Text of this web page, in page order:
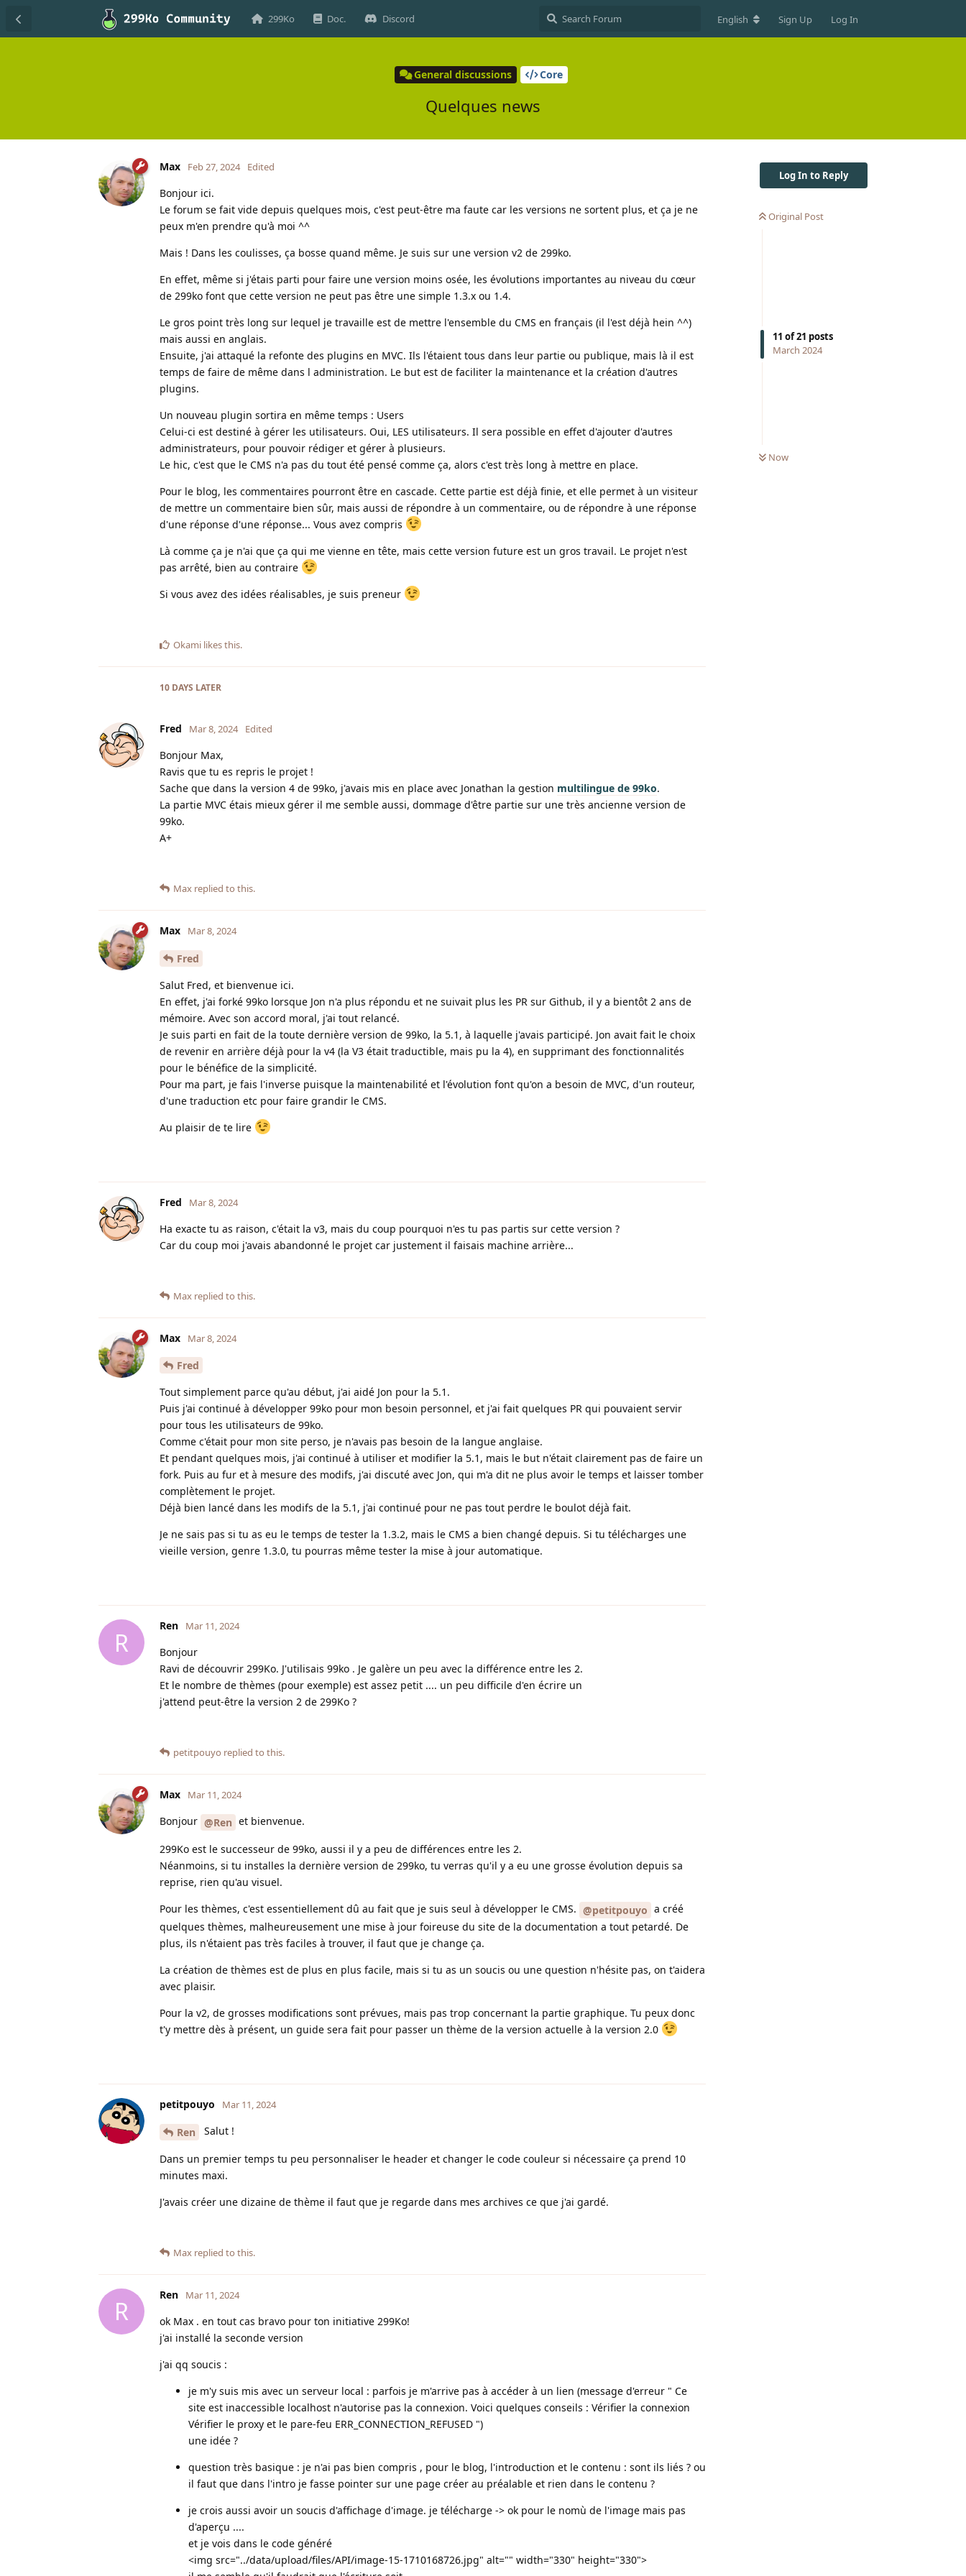
299Ko Doc. Discord English Sign Up Log In
General discussions Core
Quelques news
Log In to Reply
Original Post
11 of21 posts
March 2024
Now
Max Feb 27, 2024 Edited
Bonjour ici.
Le forum se fait vide depuis quelques mois, c'est peut-être ma faute car les versions ne sortent plus, et ça je ne
peux m'en prendre qu'à moi ^^
Mais ! Dans les coulisses, ça bosse quand même. Je suis sur une version v2 de 299ko.
En effet, même si j'étais parti pour faire une version moins osée, les évolutions importantes au niveau du cœur
de 299ko font que cette version ne peut pas être une simple 1.3.x ou 1.4.
Le gros point très long sur lequel je travaille est de mettre l'ensemble du CMS en français (il l'est déjà hein ^^)
mais aussi en anglais.
Ensuite, j'ai attaqué la refonte des plugins en MVC. Ils l'étaient tous dans leur partie ou publique, mais là il est
temps de faire de même dans l administration. Le but est de faciliter la maintenance et la création d'autres
plugins.
Un nouveau plugin sortira en même temps : Users
Celui-ci est destiné à gérer les utilisateurs. Oui, LES utilisateurs. Il sera possible en effet d'ajouter d'autres
administrateurs, pour pouvoir rédiger et gérer à plusieurs.
Le hic, c'est que le CMS n'a pas du tout été pensé comme ça, alors c'est très long à mettre en place.
Pour le blog, les commentaires pourront être en cascade. Cette partie est déjà finie, et elle permet à un visiteur
de mettre un commentaire bien sûr, mais aussi de répondre à un commentaire, ou de répondre à une réponse
d'une réponse d'une réponse... Vous avez compris
Là comme ça je n'ai que ça qui me vienne en tête, mais cette version future est un gros travail. Le projet n'est
pas arrêté, bien au contraire
Si vous avez des idées réalisables, je suis preneur
Okami likes this.
10 DAYS LATER
Fred Mar 8, 2024 Edited
Bonjour Max,
Ravis que tu es repris le projet !
Sache que dans la version 4 de 99ko, j'avais mis en place avec Jonathan la gestion multilingue de 99ko.
La partie MVC étais mieux gérer il me semble aussi, dommage d'être partie sur une très ancienne version de
99ko.
A+
Max replied to this.
Max Mar 8, 2024
Fred
Salut Fred, et bienvenue ici.
En effet, j'ai forké 99ko lorsque Jon n'a plus répondu et ne suivait plus les PR sur Github, il y a bientôt 2 ans de
mémoire. Avec son accord moral, j'ai tout relancé.
Je suis parti en fait de la toute dernière version de 99ko, la 5.1, à laquelle j'avais participé. Jon avait fait le choix
de revenir en arrière déjà pour la v4 (la V3 était traductible, mais pu la 4), en supprimant des fonctionnalités
pour le bénéfice de la simplicité.
Pour ma part, je fais l'inverse puisque la maintenabilité et l'évolution font qu'on a besoin de MVC, d'un routeur,
d'une traduction etc pour faire grandir le CMS.
Au plaisir de te lire
Fred Mar 8, 2024
Ha exacte tu as raison, c'était la v3, mais du coup pourquoi n'es tu pas partis sur cette version ?
Car du coup moi j'avais abandonné le projet car justement il faisais machine arrière...
Max replied to this.
Max Mar 8, 2024
Fred
Tout simplement parce qu'au début, j'ai aidé Jon pour la 5.1.
Puis j'ai continué à développer 99ko pour mon besoin personnel, et j'ai fait quelques PR qui pouvaient servir
pour tous les utilisateurs de 99ko.
Comme c'était pour mon site perso, je n'avais pas besoin de la langue anglaise.
Et pendant quelques mois, j'ai continué à utiliser et modifier la 5.1, mais le but n'était clairement pas de faire un
fork. Puis au fur et à mesure des modifs, j'ai discuté avec Jon, qui m'a dit ne plus avoir le temps et laisser tomber
complètement le projet.
Déjà bien lancé dans les modifs de la 5.1, j'ai continué pour ne pas tout perdre le boulot déjà fait.
Je ne sais pas si tu as eu le temps de tester la 1.3.2, mais le CMS a bien changé depuis. Si tu télécharges une
vieille version, genre 1.3.0, tu pourras même tester la mise à jour automatique.
R
Ren Mar 11, 2024
Bonjour
Ravi de découvrir 299Ko. J'utilisais 99ko . Je galère un peu avec la différence entre les 2.
Et le nombre de thèmes (pour exemple) est assez petit .... un peu difficile d'en écrire un
j'attend peut-être la version 2 de 299Ko ?
petitpouyo replied to this.
Max Mar 11, 2024
Bonjour @Ren et bienvenue.
299Ko est le successeur de 99ko, aussi il y a peu de différences entre les 2.
Néanmoins, si tu installes la dernière version de 299ko, tu verras qu'il y a eu une grosse évolution depuis sa
reprise, rien qu'au visuel.
Pour les thèmes, c'est essentiellement dû au fait que je suis seul à développer le CMS. @petitpouyo a créé
quelques thèmes, malheureusement une mise à jour foireuse du site de la documentation a tout petardé. De
plus, ils n'étaient pas très faciles à trouver, il faut que je change ça.
La création de thèmes est de plus en plus facile, mais si tu as un soucis ou une question n'hésite pas, on t'aidera
avec plaisir.
Pour la v2, de grosses modifications sont prévues, mais pas trop concernant la partie graphique. Tu peux donc
t'y mettre dès à présent, un guide sera fait pour passer un thème de la version actuelle à la version 2.0
petitpouyo Mar 11, 2024
Ren Salut !
Dans un premier temps tu peu personnaliser le header et changer le code couleur si nécessaire ça prend 10
minutes maxi.
J'avais créer une dizaine de thème il faut que je regarde dans mes archives ce que j'ai gardé.
Max replied to this.
R
Ren Mar 11, 2024
ok Max . en tout cas bravo pour ton initiative 299Ko!
j'ai installé la seconde version
j'ai qq soucis :
je m'y suis mis avec un serveur local : parfois je m'arrive pas à accéder à un lien (message d'erreur " Ce
site est inaccessible localhost n'autorise pas la connexion. Voici quelques conseils : Vérifier la connexion
Vérifier le proxy et le pare-feu ERR_CONNECTION_REFUSED ")
une idée ?
question très basique : je n'ai pas bien compris , pour le blog, l'introduction et le contenu : sont ils liés ? ou
il faut que dans l'intro je fasse pointer sur une page créer au préalable et rien dans le contenu ?
je crois aussi avoir un soucis d'affichage d'image. je télécharge -> ok pour le nomù de l'image mais pas
d'aperçu ....
et je vois dans le code généré
<img src="../data/upload/files/API/image-15-1710168726.jpg" alt="" width="330" height="330">